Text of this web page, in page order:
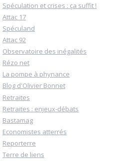
Spéculation et crises : ça suffit !
Attac 17
Spéculand
Attac 92
Observatoire des inégalités
Rézo net
La pompe à phynance
Blog d'Olivier Bonnet
Retraites
Retraites : enjeux-débats
Bastamag
Economistes atterrés
Reporterre
Terre de liens